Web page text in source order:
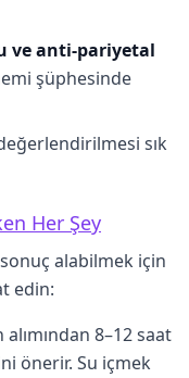
anti-pariyetal
şüphesinde
sık
Her Şey
alabilmek için
edin:
8–12 saat
önerir. Su içmek